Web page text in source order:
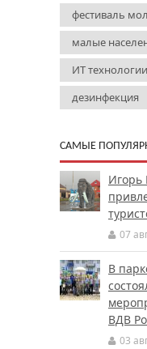
фестиваль
малые
ИТ технологии
дезинфекция
САМЫЕ
Игорь
07
В
ВДВ
03